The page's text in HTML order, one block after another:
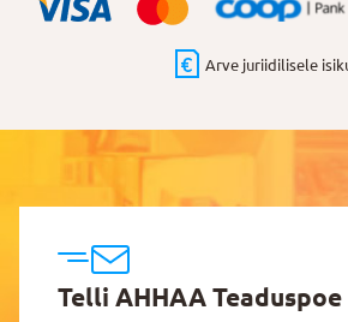
Arve juriidilisele
Telli AHHAA